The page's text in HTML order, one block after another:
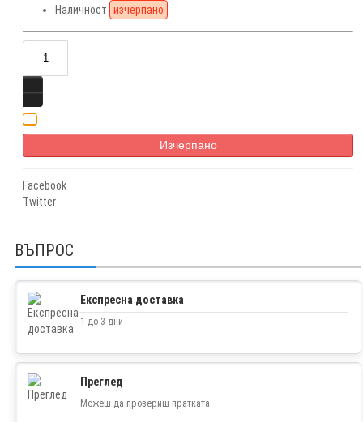
Наличност изчерпано
Изчерпано
Facebook
Twitter
ВЪПРОС
Експресна доставка
1 до 3 дни
Преглед
Можеш да провериш пратката